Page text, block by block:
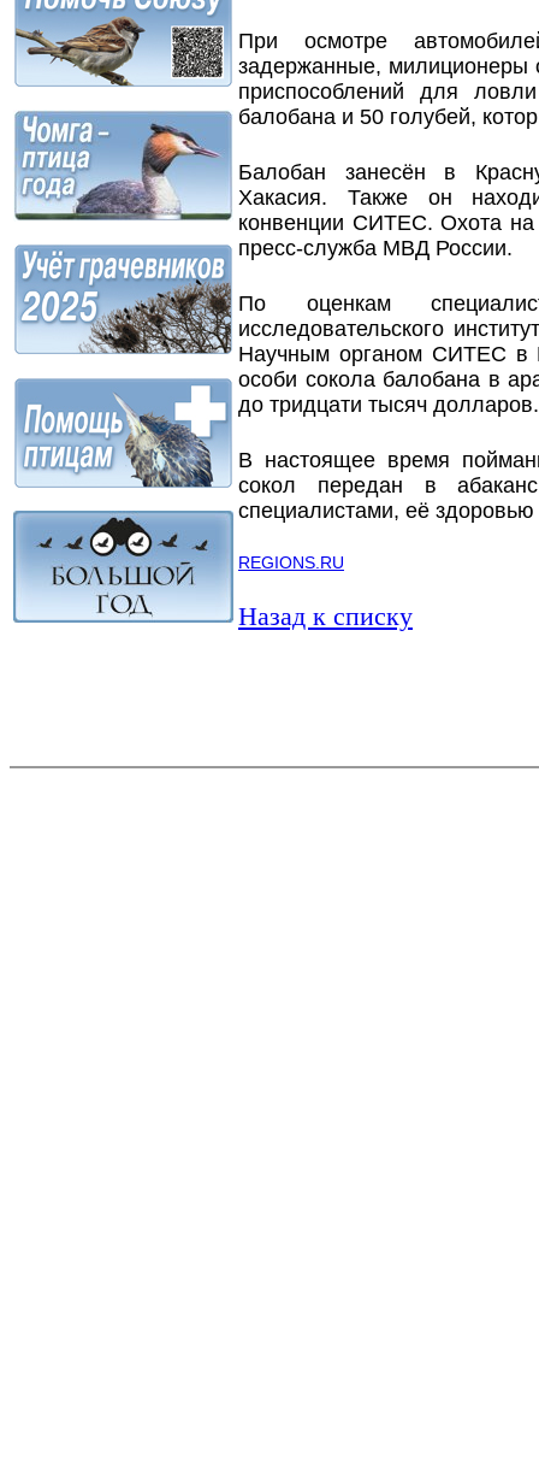
При осмотре
задержанные, милиционеры
приспособлений для
балобана и 50 голубей,
Балобан занесён в
Хакасия. Также он
конвенции СИТЕС. Охота
пресс-служба МВД России.
По оценкам
исследовательского
Научным органом СИТЕС в
особи сокола балобана в
до тридцати тысяч долларов.
В настоящее время
сокол передан в
специалистами, её здоровью
REGIONS.RU
Назад к списку